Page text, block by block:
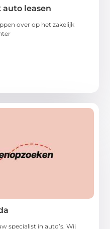
leasen
over op het zakelijk
specialist in auto’s. Wij